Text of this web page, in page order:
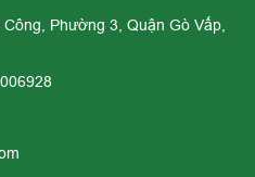
Phường 3, Quận Gò Vấp,